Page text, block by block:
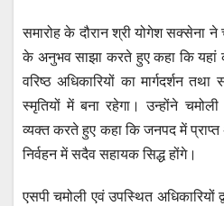
समारोह के दौरान श्री योगेश सक्सेना
के अनुभव साझा करते हुए कहा कि यहां
वरिष्ठ अधिकारियों का मार्गदर्शन
स्मृतियों में बना रहेगा। उन्होंने
व्यक्त करते हुए कहा कि जनपद में
निर्वहन में सदैव सहायक सिद्ध होंगे।
एसपी चमोली एवं उपस्थित अधिकारियों